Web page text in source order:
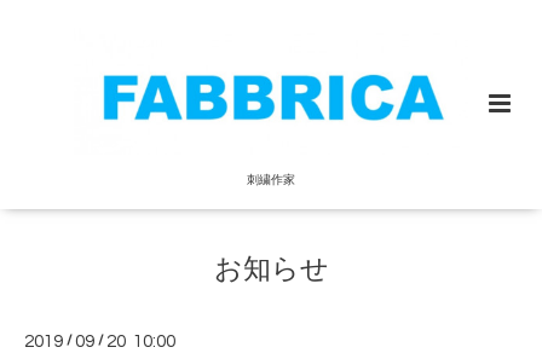
刺繍作家
お知らせ
2019 /09 / 20 10:00